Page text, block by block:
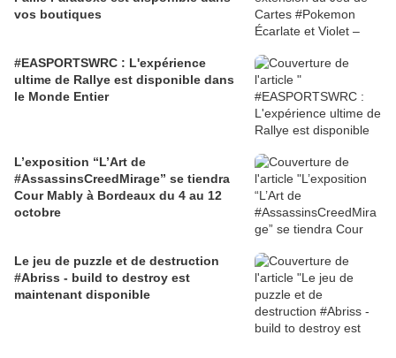
vos boutiques
#EASPORTSWRC : L'expérience
ultime de Rallye est disponible dans
le Monde Entier
L’exposition “L’Art de
#AssassinsCreedMirage” se tiendra
Cour Mably à Bordeaux du 4 au 12
octobre
Le jeu de puzzle et de destruction
#Abriss - build to destroy est
maintenant disponible